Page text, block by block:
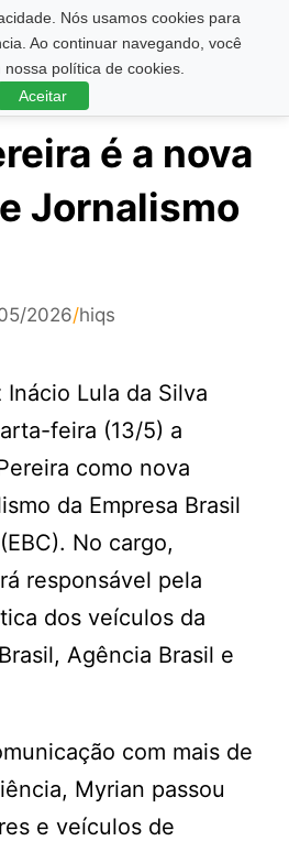
Nós usamos cookies para
Ao continuar navegando, você
política de cookies.
Aceitar
é a nova
Jornalismo
2026/hiqs
Lula da Silva
feira (13/5) a
como nova
da Empresa Brasil
No cargo,
responsável pela
dos veículos da
Agência Brasil e
com mais de
Myrian passou
e veículos de